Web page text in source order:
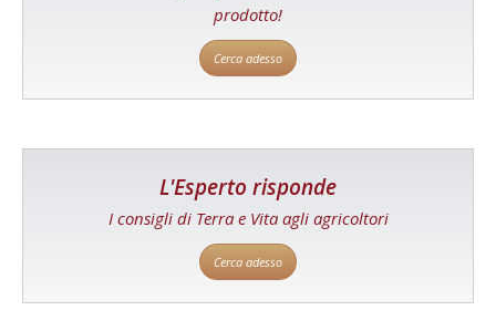
prodotto!
Cerca adesso
L'Esperto risponde
I consigli di Terra e Vita agli agricoltori
Cerca adesso